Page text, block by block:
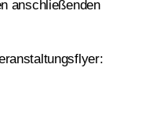
anschließenden